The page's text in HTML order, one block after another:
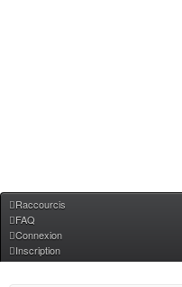
Raccourcis
FAQ
Connexion
Inscription